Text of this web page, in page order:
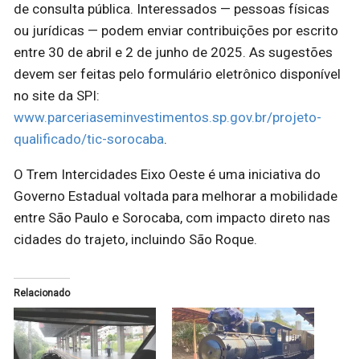
de consulta pública. Interessados — pessoas físicas
ou jurídicas — podem enviar contribuições por escrito
entre 30 de abril e 2 de junho de 2025. As sugestões
devem ser feitas pelo formulário eletrônico disponível
no site da SPI:
www.parceriaseminvestimentos.sp.gov.br/projeto-
qualificado/tic-sorocaba.
O Trem Intercidades Eixo Oeste é uma iniciativa do
Governo Estadual voltada para melhorar a mobilidade
entre São Paulo e Sorocaba, com impacto direto nas
cidades do trajeto, incluindo São Roque.
Relacionado